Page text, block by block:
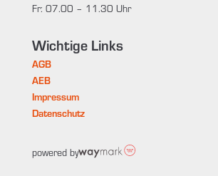
Fr: 07.00 – 11.30 Uhr
Wichtige Links
AGB
AEB
Impressum
Datenschutz
powered by